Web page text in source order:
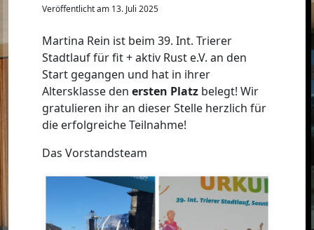
Veröffentlicht am 13. Juli 2025
Martina Rein ist beim 39. Int. Trierer
Stadtlauf für fit + aktiv Rust e.V. an den
Start gegangen und hat in ihrer
Altersklasse den ersten Platz belegt! Wir
gratulieren ihr an dieser Stelle herzlich für
die erfolgreiche Teilnahme!
Das Vorstandsteam